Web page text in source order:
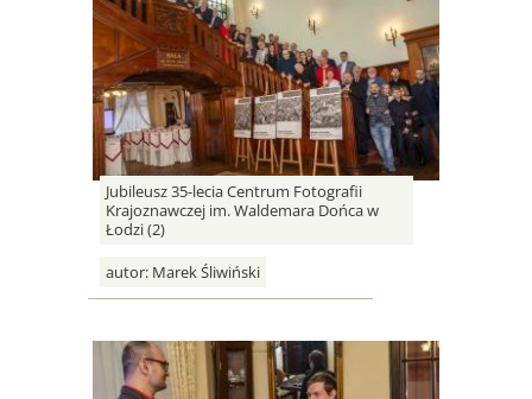
Jubileusz 35-lecia Centrum Fotografii
Krajoznawczej im. Waldemara Dońca w
Łodzi (2)
autor: Marek Śliwiński